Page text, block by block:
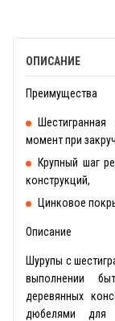
ОПИСАНИЕ
Преимущества
момент при
Крупный шаг
конструкций,
Цинковое
Описание
Шурупы с
выполнении
деревянных
дюбелями для